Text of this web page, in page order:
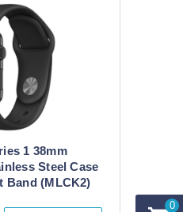
0
1 38mm
Steel Case
Band (MLCK2)